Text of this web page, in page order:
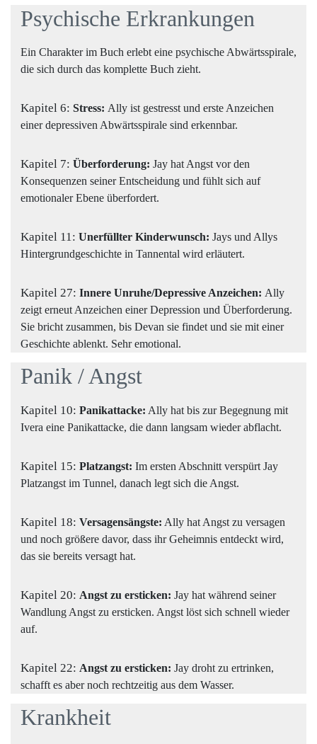
Psychische Erkrankungen
Ein Charakter im Buch erlebt eine psychische Abwärtsspirale,
die sich durch das komplette Buch zieht.
Kapitel 6: Stress: Ally ist gestresst und erste Anzeichen
einer depressiven Abwärtsspirale sind erkennbar.
Kapitel 7: Überforderung: Jay hat Angst vor den
Konsequenzen seiner Entscheidung und fühlt sich auf
emotionaler Ebene überfordert.
Kapitel 11: Unerfüllter Kinderwunsch: Jays und Allys
Hintergrundgeschichte in Tannental wird erläutert.
Kapitel 27: Innere Unruhe/Depressive Anzeichen: Ally
zeigt erneut Anzeichen einer Depression und Überforderung.
Sie bricht zusammen, bis Devan sie findet und sie mit einer
Geschichte ablenkt. Sehr emotional.
Panik / Angst
Kapitel 10: Panikattacke: Ally hat bis zur Begegnung mit
Ivera eine Panikattacke, die dann langsam wieder abflacht.
Kapitel 15: Platzangst: Im ersten Abschnitt verspürt Jay
Platzangst im Tunnel, danach legt sich die Angst.
Kapitel 18: Versagensängste: Ally hat Angst zu versagen
und noch größere davor, dass ihr Geheimnis entdeckt wird,
das sie bereits versagt hat.
Kapitel 20: Angst zu ersticken: Jay hat während seiner
Wandlung Angst zu ersticken. Angst löst sich schnell wieder
auf.
Kapitel 22: Angst zu ersticken: Jay droht zu ertrinken,
schafft es aber noch rechtzeitig aus dem Wasser.
Krankheit